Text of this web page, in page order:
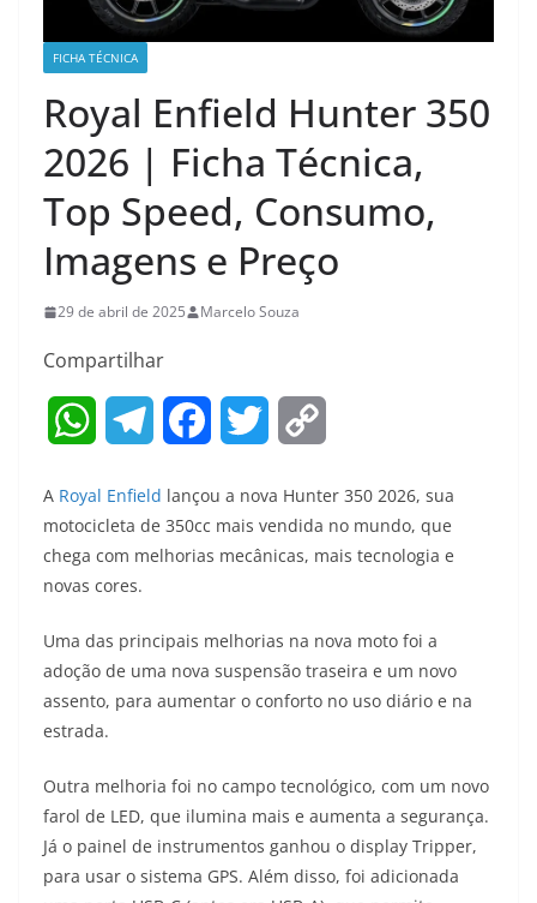
FICHA TÉCNICA
Royal Enfield Hunter 350
2026 | Ficha Técnica,
Top Speed, Consumo,
Imagens e Preço
29 de abril de 2025 Marcelo Souza
Compartilhar
W
a
t
p
l
e
a
c
e
o
i
t
r
p
y
n
A Royal Enfield lançou a nova Hunter 350 2026, sua
motocicleta de 350cc mais vendida no mundo, que
chega com melhorias mecânicas, mais tecnologia e
novas cores.
Uma das principais melhorias na nova moto foi a
adoção de uma nova suspensão traseira e um novo
assento, para aumentar o conforto no uso diário e na
estrada.
Outra melhoria foi no campo tecnológico, com um novo
farol de LED, que ilumina mais e aumenta a segurança.
Já o painel de instrumentos ganhou o display Tripper,
para usar o sistema GPS. Além disso, foi adicionada